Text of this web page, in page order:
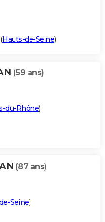
(Hauts-de-Seine)
(59 ans)
du-Rhône)
(87 ans)
Seine)